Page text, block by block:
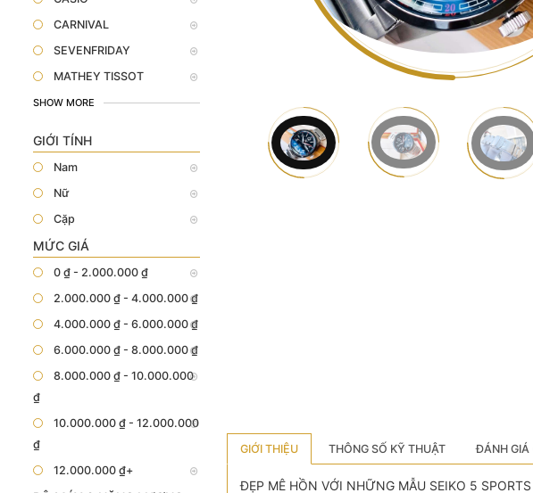
CARNIVAL
SEVENFRIDAY
MATHEY TISSOT
SHOW MORE
GIỚI TÍNH
Nam
Nữ
Cặp
MỨC GIÁ
0 ₫ - 2.000.000 ₫
2.000.000 ₫ - 4.000.000 ₫
4.000.000 ₫ - 6.000.000 ₫
6.000.000 ₫ - 8.000.000 ₫
8.000.000 ₫ - 10.000.000
₫
10.000.000 ₫ - 12.000.000
₫
12.000.000 ₫+
GIỚI THIỆU THÔNG SỐ KỸ THUẬT ĐÁNH GIÁ
ĐẸP MÊ HỒN VỚI NHỮNG MẪU SEIKO 5